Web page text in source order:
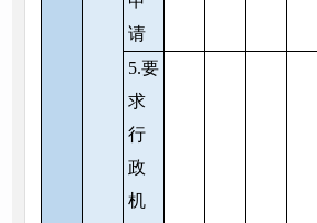
请
5.要
求
行
政
机